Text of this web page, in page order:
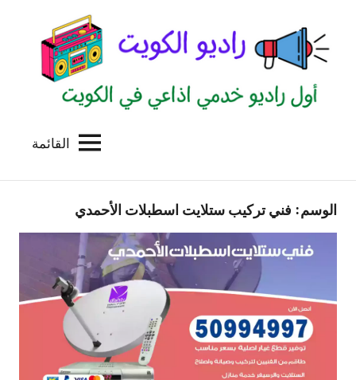
المحتوى
الكويت
للاعلانات
بالكويت
القائمة
الوسم: فني تركيب ستلايت اسطبلات الأحمدي